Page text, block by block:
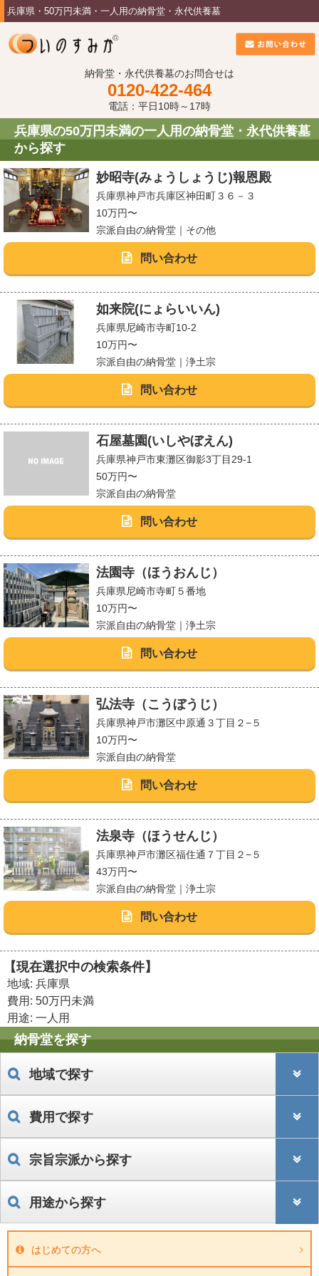
兵庫県・50万円未満・一人用の納骨堂・永代供養墓
納骨堂・永代供養墓のお問合せは
0120-422-464
電話：平日10時～17時
兵庫県の50万円未満の一人用の納骨堂・永代供養墓
から探す
妙昭寺(みょうしょうじ)報恩殿
兵庫県神戸市兵庫区神田町３６－３
10万円〜
宗派自由の納骨堂｜その他
問い合わせ
如来院(にょらいいん)
兵庫県尼崎市寺町10-2
10万円〜
宗派自由の納骨堂｜浄土宗
問い合わせ
石屋墓園(いしやぼえん)
兵庫県神戸市東灘区御影3丁目29-1
50万円〜
宗派自由の納骨堂
問い合わせ
法園寺（ほうおんじ）
兵庫県尼崎市寺町５番地
10万円〜
宗派自由の納骨堂｜浄土宗
問い合わせ
弘法寺（こうぼうじ）
兵庫県神戸市灘区中原通３丁目２−５
10万円〜
宗派自由の納骨堂
問い合わせ
法泉寺（ほうせんじ）
兵庫県神戸市灘区福住通７丁目２−５
43万円〜
宗派自由の納骨堂｜浄土宗
問い合わせ
【現在選択中の検索条件】
地域: 兵庫県
費用: 50万円未満
用途: 一人用
納骨堂を探す
地域で探す
費用で探す
宗旨宗派から探す
用途から探す
はじめての方へ